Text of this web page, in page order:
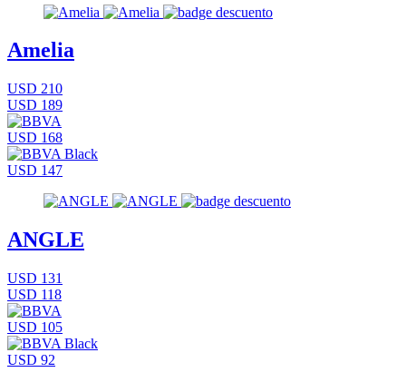
Amelia
USD 210
USD 189
USD 168
USD 147
ANGLE
USD 131
USD 118
USD 105
USD 92